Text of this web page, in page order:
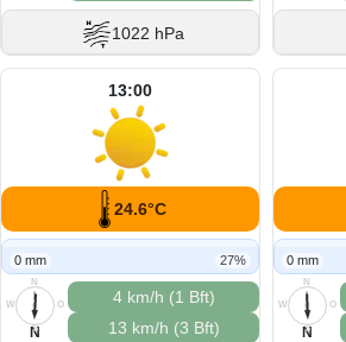
1022 hPa
13:00
24.6°C
0 mm 27%
N
O
S
W
N
4 km/h (1 Bft)
13 km/h (3 Bft)
0 mm
N
O
S
W
N